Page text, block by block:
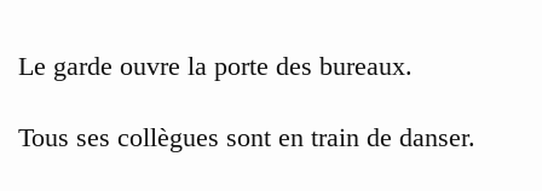
Le garde ouvre la porte des bureaux.
Tous ses collègues sont en train de danser.